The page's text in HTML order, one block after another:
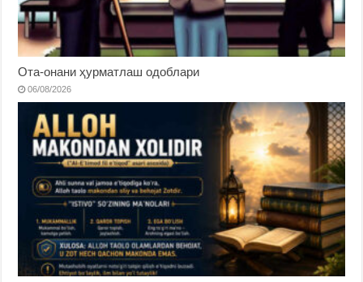
Ота-онани ҳурматлаш одоблари
06/08/2026